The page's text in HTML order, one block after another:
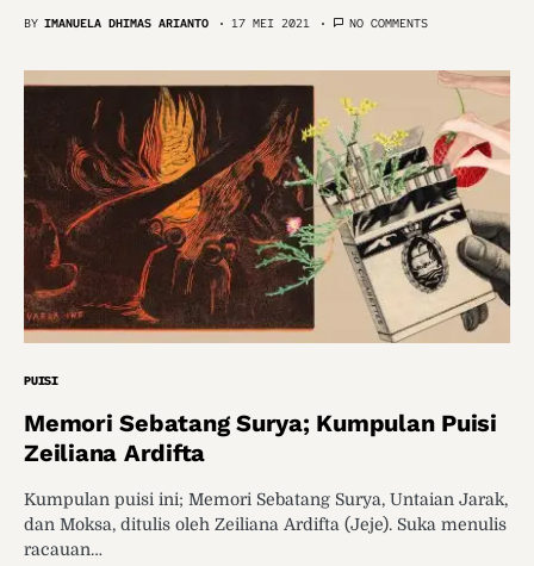
BY IMANUELA DHIMAS ARIANTO 17 MEI 2021 NO COMMENTS
PUISI
Memori Sebatang Surya; Kumpulan Puisi
Zeiliana Ardifta
Kumpulan puisi ini; Memori Sebatang Surya, Untaian Jarak,
dan Moksa, ditulis oleh Zeiliana Ardifta (Jeje). Suka menulis
racauan…